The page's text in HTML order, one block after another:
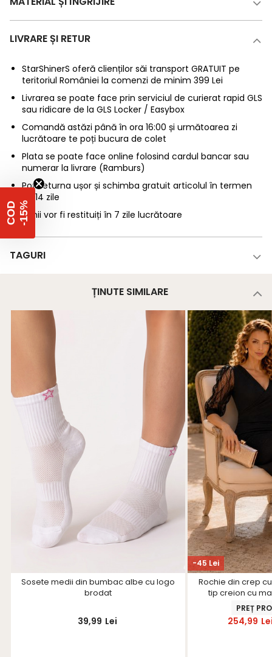
LIVRARE ȘI RETUR
StarShinerS oferă clienților săi transport GRATUIT pe
teritoriul României la comenzi de minim 399 Lei
Livrarea se poate face prin serviciul de curierat rapid GLS
sau ridicare de la GLS Locker / Easybox
Comandă astăzi până în ora 16:00 și următoarea zi
lucrătoare te poți bucura de colet
Plata se poate face online folosind cardul bancar sau
numerar la livrare (Ramburs)
Poți returna ușor și schimba gratuit articolul în termen
de 14 zile
Banii vor fi restituiți în 7 zile lucrătoare
TAGURI
ȚINUTE SIMILARE
Sosete medii din bumbac albe cu logo
brodat
39,99 Lei
-45 Lei
Rochie din crep
tip creion cu
PREȚ
254,99
C
O
D
-
1
5 %